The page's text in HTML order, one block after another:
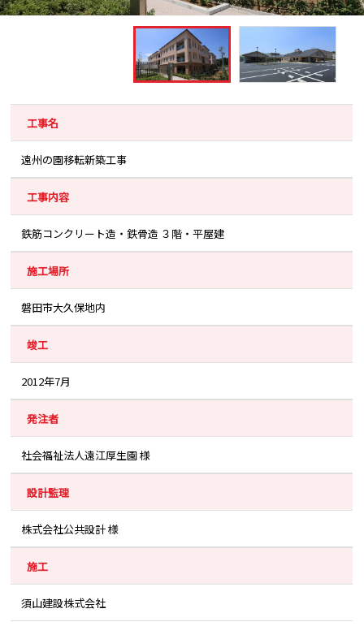
工事名
遠州の園移転新築工事
工事内容
鉄筋コンクリート造・鉄骨造 ３階・平屋建
施工場所
磐田市大久保地内
竣工
2012年7月
発注者
社会福祉法人遠江厚生園 様
設計監理
株式会社公共設計 様
施工
須山建設株式会社